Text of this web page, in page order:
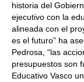
historia del
ejecutivo con la
alineada con el
es el futuro” ha
Pedrosa, “las
presupuestos son
Educativo Vasco